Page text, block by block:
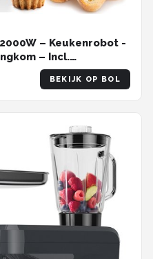
– Keukenrobot -
– Incl.
– Zwart
BEKIJK OP BOL